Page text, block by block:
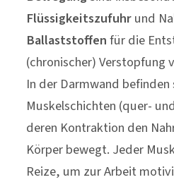
Flüssigkeitszufuhrund
Ballaststoffenfür die
(chronischer) Verstopfung
In der Darmwand befinden
Muskelschichten (quer-
deren Kontraktion den
Körper bewegt. Jeder
Reize, um zur Arbeit